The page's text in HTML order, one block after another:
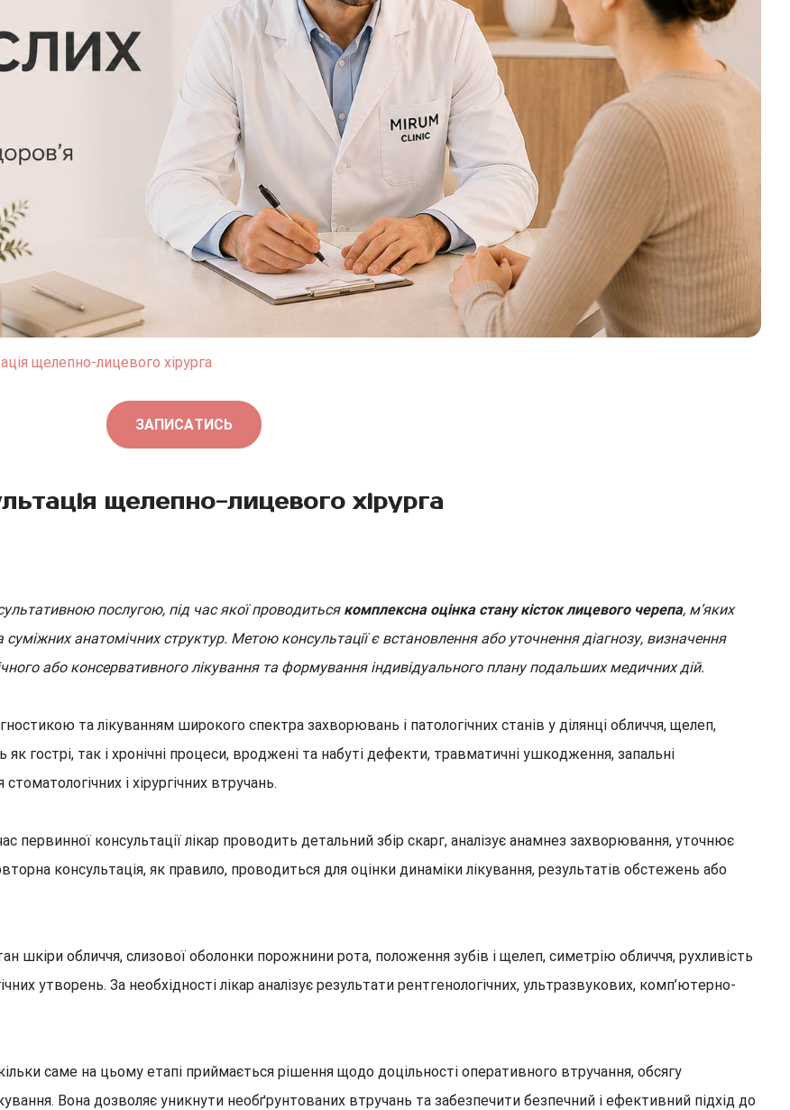
щелепно-лицевого хірурга
ЗАПИСАТИСЬ
щелепно-лицевого хірурга
послугою, під час якої проводиться комплексна оцінка стану кісток лицевого черепа, м’яких
анатомічних структур. Метою консультації є встановлення або уточнення діагнозу, визначення
або консервативного лікування та формування індивідуального плану подальших медичних дій.
та лікуванням широкого спектра захворювань і патологічних станів у ділянці обличчя, щелеп,
гострі, так і хронічні процеси, вроджені та набуті дефекти, травматичні ушкодження, запальні
і хірургічних втручань.
первинної консультації лікар проводить детальний збір скарг, аналізує анамнез захворювання, уточнює
консультація, як правило, проводиться для оцінки динаміки лікування, результатів обстежень або
шкіри обличчя, слизової оболонки порожнини рота, положення зубів і щелеп, симетрію обличчя, рухливість
утворень. За необхідності лікар аналізує результати рентгенологічних, ультразвукових, комп’ютерно-
саме на цьому етапі приймається рішення щодо доцільності оперативного втручання, обсягу
Вона дозволяє уникнути необґрунтованих втручань та забезпечити безпечний і ефективний підхід до